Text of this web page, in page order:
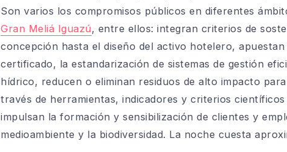
Son varios los compromisos públicos en diferentes
Gran Meliá Iguazú, entre ellos: integran criterios de
concepción hasta el diseño del activo hotelero,
certificado, la estandarización de sistemas de gestión
hídrico, reducen o eliminan residuos de alto impacto
través de herramientas, indicadores y criterios
impulsan la formación y sensibilización de clientes y
medioambiente y la biodiversidad. La noche cuesta